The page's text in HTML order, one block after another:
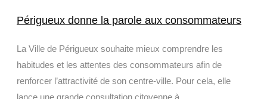
Périgueux donne la parole aux consommateurs
La Ville de Périgueux souhaite mieux comprendre les
habitudes et les attentes des consommateurs afin de
renforcer l’attractivité de son centre-ville. Pour cela, elle
lance une grande consultation citoyenne à